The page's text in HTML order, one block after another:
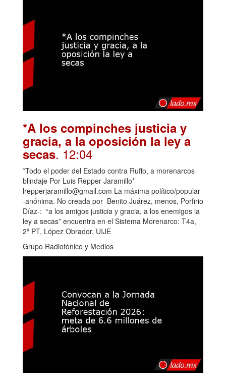
*A los compinches justicia y
gracia, a la oposición la ley a
secas. 12:04
*Todo el poder del Estado contra Ruffo, a morenarcos
blindaje Por Luis Repper Jaramillo*
lrepperjaramillo@gmail.com La máxima político/popular
-anónima. No creada por Benito Juárez, menos, Porfirio
Díaz-: “a los amigos justicia y gracia, a los enemigos la
ley a secas” encuentra en el Sistema Morenarco: T4a,
2º PT, López Obrador, UIJE
Grupo Radiofónico y Medios